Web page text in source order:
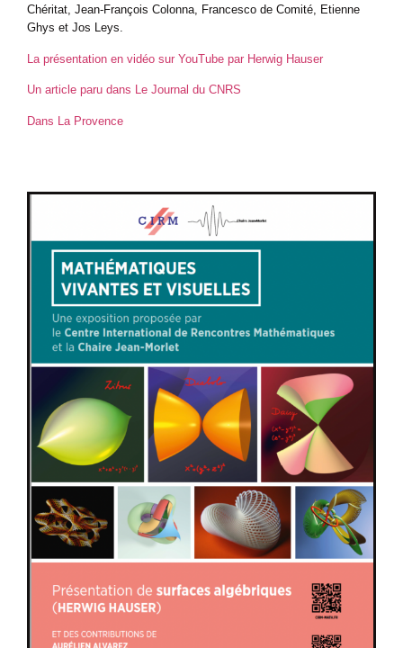
Chéritat, Jean-François Colonna, Francesco de Comité, Etienne
Ghys et Jos Leys.
La présentation en vidéo sur YouTube par Herwig Hauser
Un article paru dans Le Journal du CNRS
Dans La Provence